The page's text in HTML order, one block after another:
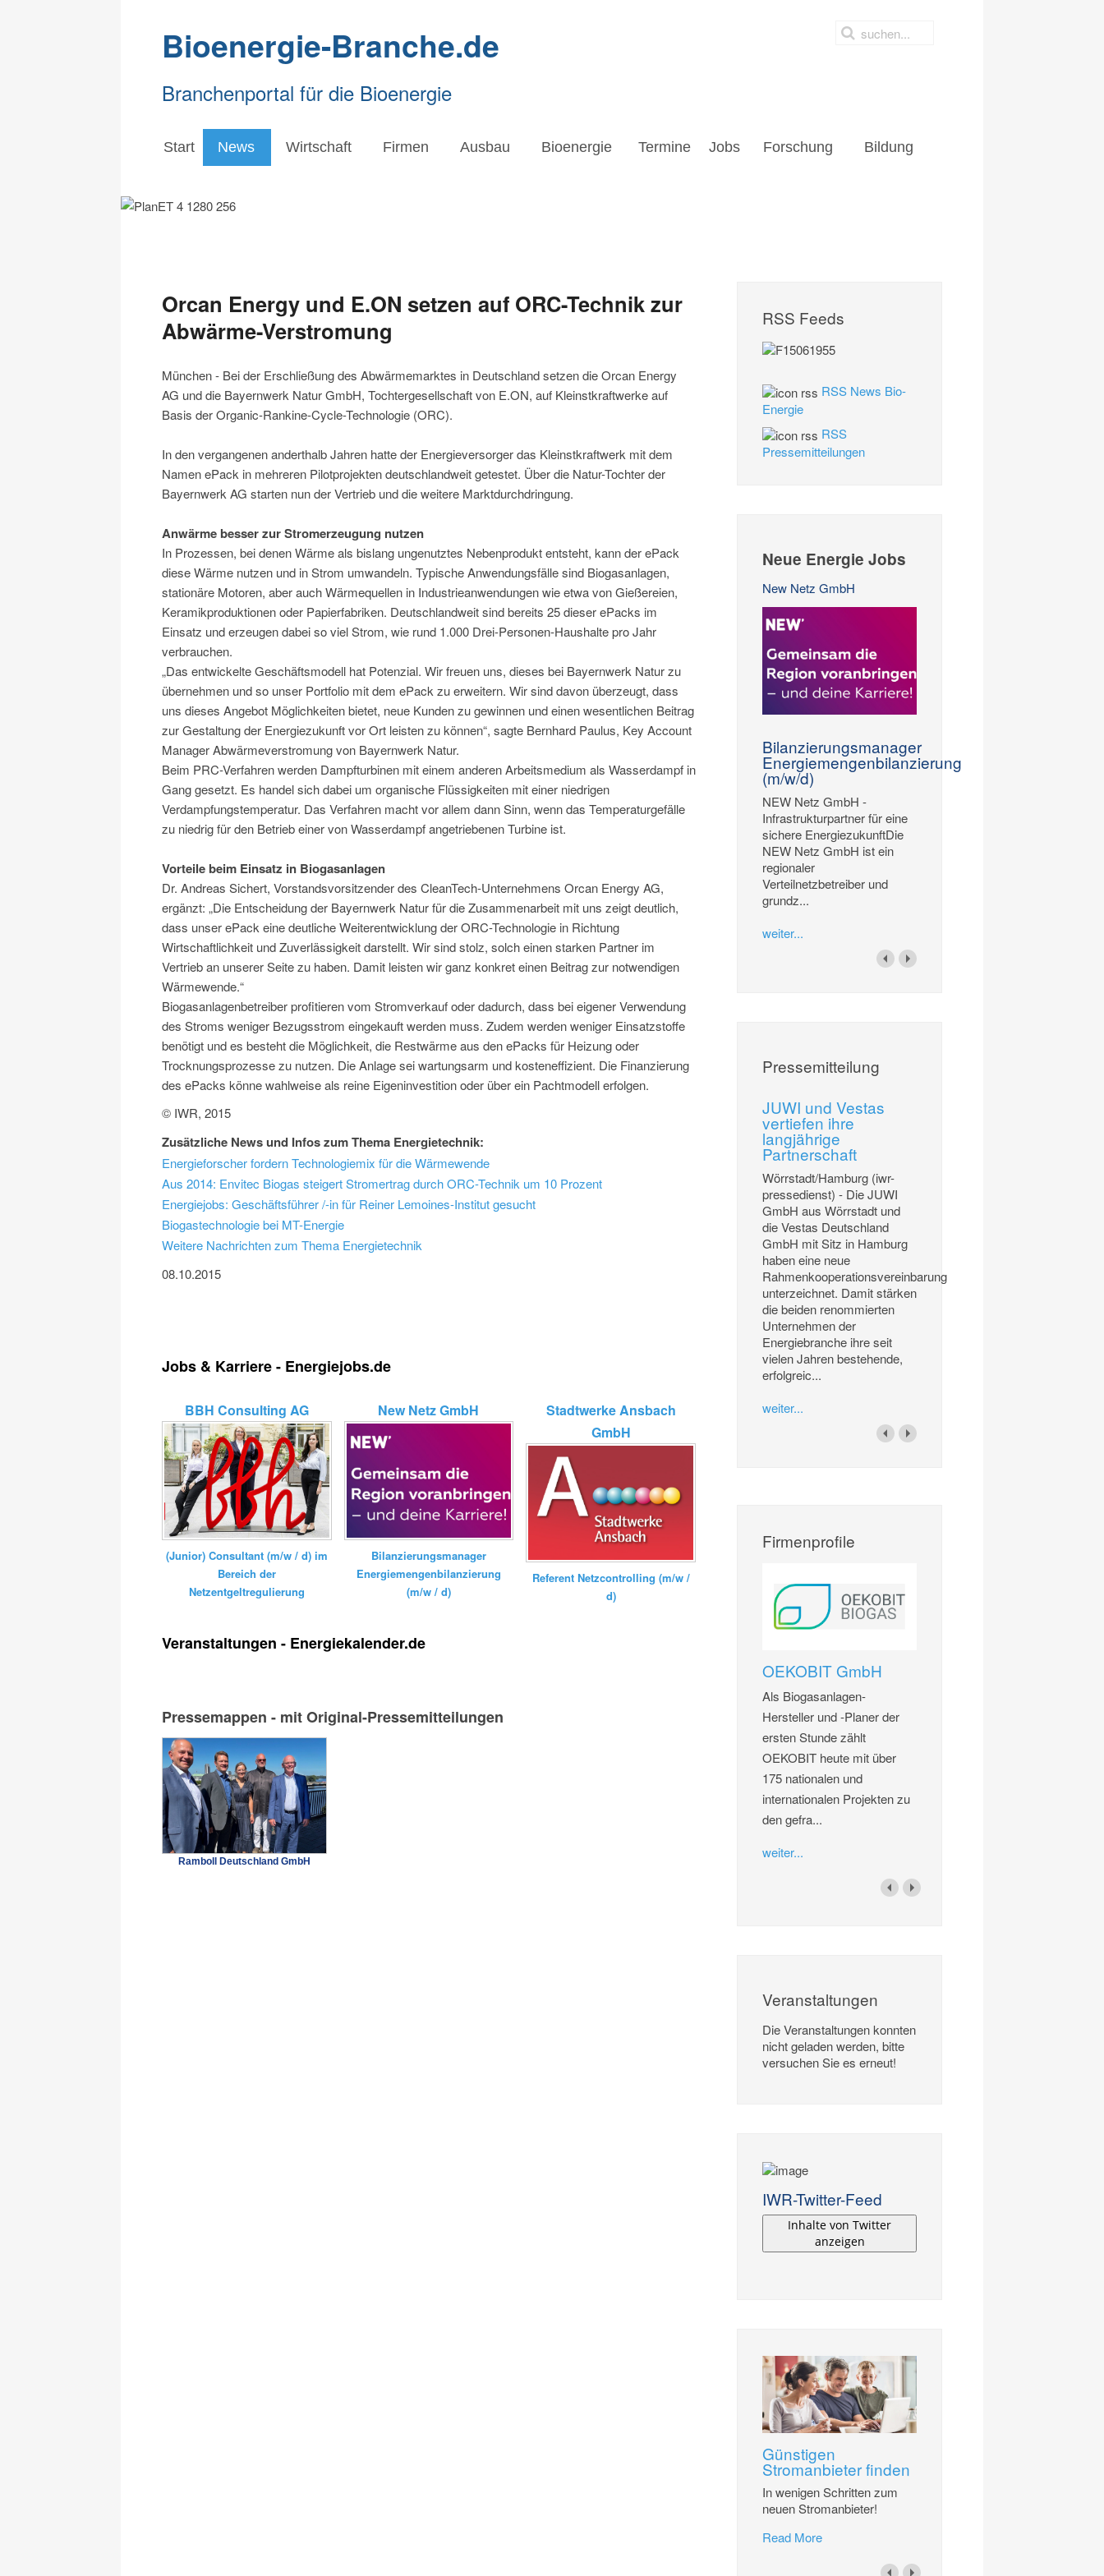
Bioenergie-Branche.de
Branchenportal für die Bioenergie
Start News Wirtschaft Firmen Ausbau Bioenergie Termine Jobs Forschung Bildung
Orcan Energy und E.ON setzen auf ORC-Technik zur
Abwärme-Verstromung
München - Bei der Erschließung des Abwärmemarktes in Deutschland setzen die Orcan Energy
AG und die Bayernwerk Natur GmbH, Tochtergesellschaft von E.ON, auf Kleinstkraftwerke auf
Basis der Organic-Rankine-Cycle-Technologie (ORC).
In den vergangenen anderthalb Jahren hatte der Energieversorger das Kleinstkraftwerk mit dem
Namen ePack in mehreren Pilotprojekten deutschlandweit getestet. Über die Natur-Tochter der
Bayernwerk AG starten nun der Vertrieb und die weitere Marktdurchdringung.
Anwärme besser zur Stromerzeugung nutzen
In Prozessen, bei denen Wärme als bislang ungenutztes Nebenprodukt entsteht, kann der ePack
diese Wärme nutzen und in Strom umwandeln. Typische Anwendungsfälle sind Biogasanlagen,
stationäre Motoren, aber auch Wärmequellen in Industrieanwendungen wie etwa von Gießereien,
Keramikproduktionen oder Papierfabriken. Deutschlandweit sind bereits 25 dieser ePacks im
Einsatz und erzeugen dabei so viel Strom, wie rund 1.000 Drei-Personen-Haushalte pro Jahr
verbrauchen.
„Das entwickelte Geschäftsmodell hat Potenzial. Wir freuen uns, dieses bei Bayernwerk Natur zu
übernehmen und so unser Portfolio mit dem ePack zu erweitern. Wir sind davon überzeugt, dass
uns dieses Angebot Möglichkeiten bietet, neue Kunden zu gewinnen und einen wesentlichen Beitrag
zur Gestaltung der Energiezukunft vor Ort leisten zu können“, sagte Bernhard Paulus, Key Account
Manager Abwärmeverstromung von Bayernwerk Natur.
Beim PRC-Verfahren werden Dampfturbinen mit einem anderen Arbeitsmedium als Wasserdampf in
Gang gesetzt. Es handel sich dabei um organische Flüssigkeiten mit einer niedrigen
Verdampfungstemperatur. Das Verfahren macht vor allem dann Sinn, wenn das Temperaturgefälle
zu niedrig für den Betrieb einer von Wasserdampf angetriebenen Turbine ist.
Vorteile beim Einsatz in Biogasanlagen
Dr. Andreas Sichert, Vorstandsvorsitzender des CleanTech-Unternehmens Orcan Energy AG,
ergänzt: „Die Entscheidung der Bayernwerk Natur für die Zusammenarbeit mit uns zeigt deutlich,
dass unser ePack eine deutliche Weiterentwicklung der ORC-Technologie in Richtung
Wirtschaftlichkeit und Zuverlässigkeit darstellt. Wir sind stolz, solch einen starken Partner im
Vertrieb an unserer Seite zu haben. Damit leisten wir ganz konkret einen Beitrag zur notwendigen
Wärmewende.“
Biogasanlagenbetreiber profitieren vom Stromverkauf oder dadurch, dass bei eigener Verwendung
des Stroms weniger Bezugsstrom eingekauft werden muss. Zudem werden weniger Einsatzstoffe
benötigt und es besteht die Möglichkeit, die Restwärme aus den ePacks für Heizung oder
Trocknungsprozesse zu nutzen. Die Anlage sei wartungsarm und kosteneffizient. Die Finanzierung
des ePacks könne wahlweise als reine Eigeninvestition oder über ein Pachtmodell erfolgen.
© IWR, 2015
Zusätzliche News und Infos zum Thema Energietechnik:
Energieforscher fordern Technologiemix für die Wärmewende
Aus 2014: Envitec Biogas steigert Stromertrag durch ORC-Technik um 10 Prozent
Energiejobs: Geschäftsführer /-in für Reiner Lemoines-Institut gesucht
Biogastechnologie bei MT-Energie
Weitere Nachrichten zum Thema Energietechnik
08.10.2015
Jobs & Karriere - Energiejobs.de
BBH Consulting AG
(Junior) Consultant (m/w / d) im
Bereich der
Netzentgeltregulierung
New Netz GmbH
Bilanzierungsmanager
Energiemengenbilanzierung
(m/w / d)
Stadtwerke Ansbach
GmbH
Referent Netzcontrolling (m/w /
d)
Veranstaltungen - Energiekalender.de
Pressemappen - mit Original-Pressemitteilungen
Ramboll Deutschland GmbH
RSS Feeds
RSS News Bio-
Energie
RSS
Pressemitteilungen
Neue Energie Jobs
New Netz GmbH
Bilanzierungsmanager
Energiemengenbilanzierung
(m/w/d)
NEW Netz GmbH -
Infrastrukturpartner für eine
sichere EnergiezukunftDie
NEW Netz GmbH ist ein
regionaler
Verteilnetzbetreiber und
grundz...
weiter...
Pressemitteilung
JUWI und Vestas
vertiefen ihre
langjährige
Partnerschaft
Wörrstadt/Hamburg (iwr-
pressedienst) - Die JUWI
GmbH aus Wörrstadt und
die Vestas Deutschland
GmbH mit Sitz in Hamburg
haben eine neue
Rahmenkooperationsvereinbarung
unterzeichnet. Damit stärken
die beiden renommierten
Unternehmen der
Energiebranche ihre seit
vielen Jahren bestehende,
erfolgreic...
weiter...
Firmenprofile
OEKOBIT GmbH
Als Biogasanlagen-
Hersteller und -Planer der
ersten Stunde zählt
OEKOBIT heute mit über
175 nationalen und
internationalen Projekten zu
den gefra...
weiter...
Veranstaltungen
Die Veranstaltungen konnten
nicht geladen werden, bitte
versuchen Sie es erneut!
IWR-Twitter-Feed
Inhalte von Twitter
anzeigen
Günstigen
Stromanbieter finden
In wenigen Schritten zum
neuen Stromanbieter!
Read More